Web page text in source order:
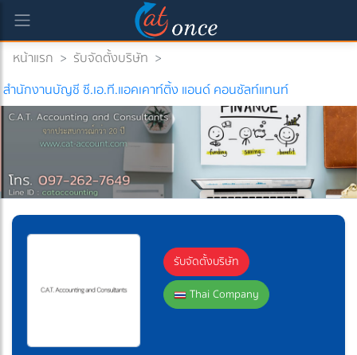
หน้าแรก > รับจัดตั้งบริษัท >
สำนักงานบัญชี ซี.เอ.ที.แอคเคาท์ติ้ง แอนด์ คอนซัลท์แทนท์
รับจัดตั้งบริษัท
Thai Company